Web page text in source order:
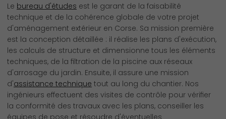
Le bureau d'études est le garant de la faisabilité
technique et de la cohérence globale de votre projet
d'aménagement extérieur en Corse. Sa mission première
est la conception détaillée : il réalise les plans d'exécution,
les calculs de structure et dimensionne tous les éléments
techniques, de la filtration de la piscine aux réseaux
d'arrosage du jardin. Ensuite, il assure une mission
d'assistance technique tout au long du chantier. Nos
ingénieurs effectuent des visites de contrôle pour vérifier
la conformité des travaux avec les plans, conseiller les
équipes de pose et résoudre d'éventuelles